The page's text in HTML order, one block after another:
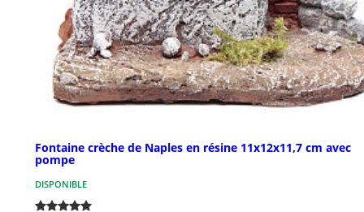
Fontaine crèche de Naples en résine 11x12x11,7 cm avec
pompe
DISPONIBLE